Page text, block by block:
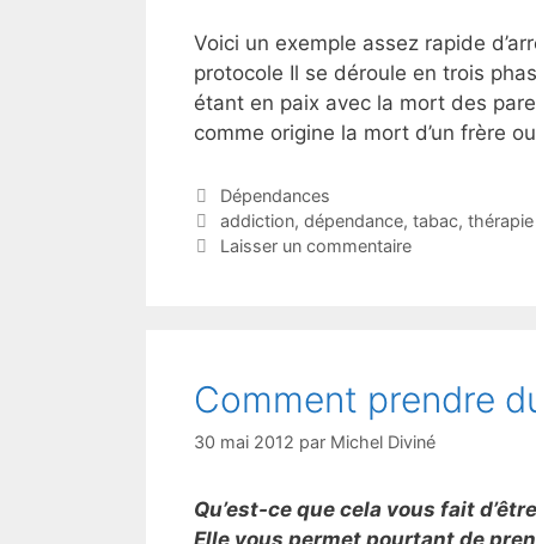
Voici un exemple assez rapide
protocole Il se déroule en trois
étant en paix avec la mort des
comme origine la mort d’un frère
Catégories
Dépendances
Étiquettes
addiction, dépendance, tabac,
Laisser un commentaire
Comment prendre
30 mai 2012 par Michel Diviné
Qu’est-ce que cela vous fait